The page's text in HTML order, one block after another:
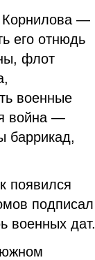
—
его отнюдь
флот
военные
война —
баррикад,
появился
подписал
военных дат.